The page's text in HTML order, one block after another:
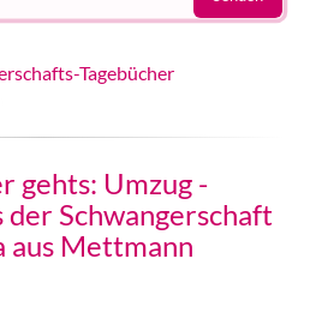
Tagebücher
gehts: Umzug -
der Schwangerschaft
aus Mettmann